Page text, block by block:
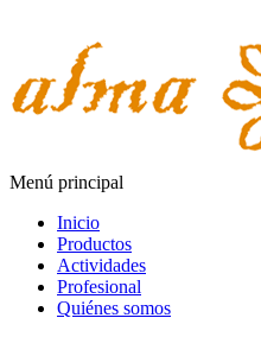
Menú principal
Inicio
Productos
Actividades
Profesional
Quiénes somos